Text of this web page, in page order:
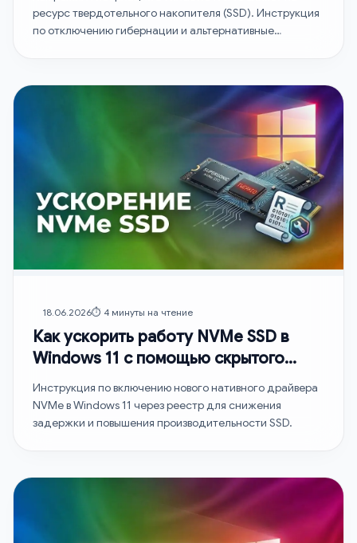
ресурс твердотельного накопителя (SSD). Инструкция
по отключению гибернации и альтернативные
18.06.2026⏱️ 4 минуты на чтение
Как ускорить работу NVMe SSD в
Windows 11 с помощью скрытого
твика реестра
Инструкция по включению нового нативного драйвера
NVMe в Windows 11 через реестр для снижения
задержки и повышения производительности SSD.